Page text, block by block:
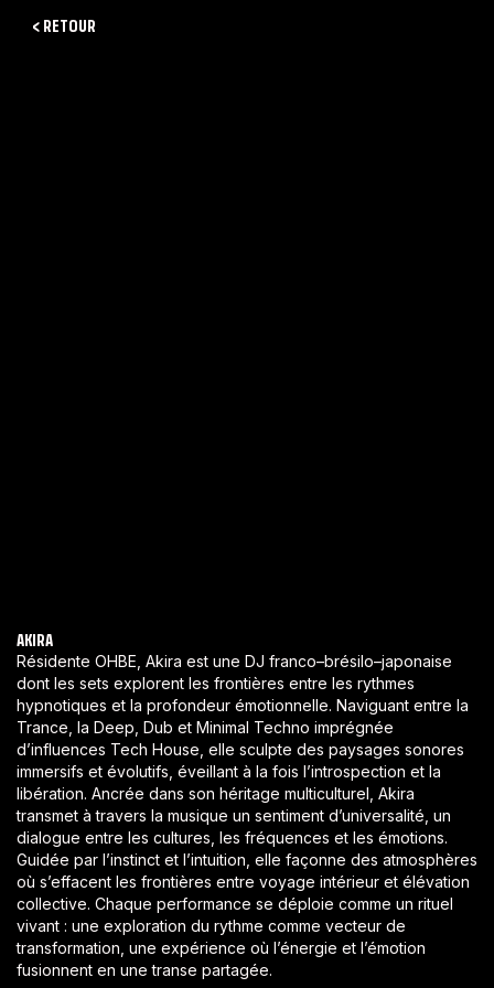
< RETOUR
AKIRA
Résidente OHBE, Akira est une DJ franco–brésilo–japonaise
dont les sets explorent les frontières entre les rythmes
hypnotiques et la profondeur émotionnelle. Naviguant entre la
Trance, la Deep, Dub et Minimal Techno imprégnée
d’influences Tech House, elle sculpte des paysages sonores
immersifs et évolutifs, éveillant à la fois l’introspection et la
libération. Ancrée dans son héritage multiculturel, Akira
transmet à travers la musique un sentiment d’universalité, un
dialogue entre les cultures, les fréquences et les émotions.
Guidée par l’instinct et l’intuition, elle façonne des atmosphères
où s’effacent les frontières entre voyage intérieur et élévation
collective. Chaque performance se déploie comme un rituel
vivant : une exploration du rythme comme vecteur de
transformation, une expérience où l’énergie et l’émotion
fusionnent en une transe partagée.